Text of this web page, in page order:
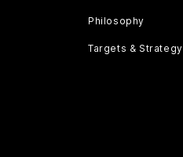
Philosophy
Targets & Strategy